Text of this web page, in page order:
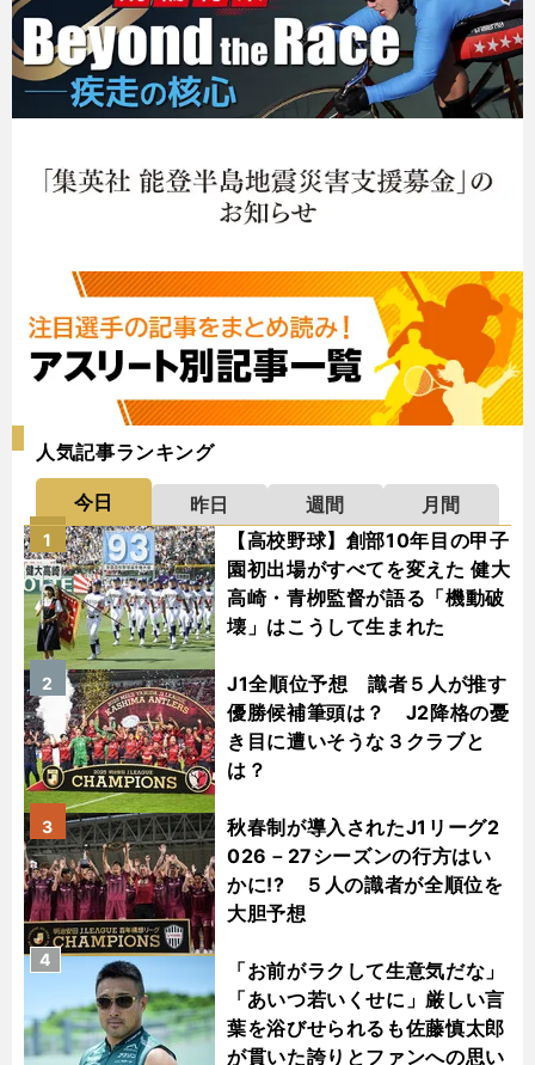
人気記事ランキング
今日 昨日 週間
月間
【高校野球】創部10年目の甲子
園初出場がすべてを変えた 健大
高崎・青栁監督が語る「機動破
壊」はこうして生まれた
1
J1全順位予想 識者５人が推す
優勝候補筆頭は？ J2降格の憂
き目に遭いそうな３クラブと
は？
2
秋春制が導入されたJ1リーグ2
026－27シーズンの行方はい
かに!? ５人の識者が全順位を
大胆予想
3
「お前がラクして生意気だな」
「あいつ若いくせに」厳しい言
葉を浴びせられるも佐藤慎太郎
が貫いた誇りとファンへの思い
4